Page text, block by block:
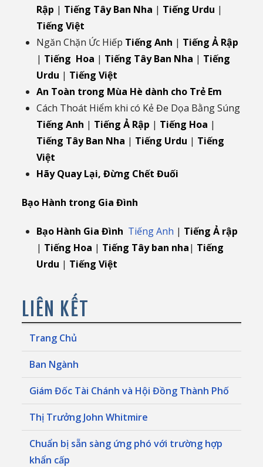
Rập | Tiếng Tây Ban Nha | Tiếng Urdu |
Tiếng Việt
Ngăn Chặn Ức Hiếp Tiếng Anh | Tiếng Ả Rập
| Tiếng Hoa | Tiếng Tây Ban Nha | Tiếng
Urdu | Tiếng Việt
An Toàn trong Mùa Hè dành cho Trẻ Em
Cách Thoát Hiểm khi có Kẻ Đe Dọa Bằng Súng
Tiếng Anh | Tiếng Ả Rập | Tiếng Hoa |
Tiếng Tây Ban Nha | Tiếng Urdu | Tiếng
Việt
Hãy Quay Lại, Đừng Chết Đuối
Bạo Hành trong Gia Đình
Bạo Hành Gia Đình Tiếng Anh | Tiếng Ả rập
| Tiếng Hoa | Tiếng Tây ban nha| Tiếng
Urdu | Tiếng Việt
LIÊN KẾT
Trang Chủ
Ban Ngành
Giám Đốc Tài Chánh và Hội Đồng Thành Phố
Thị Trưởng John Whitmire
Chuẩn bị sẵn sàng ứng phó với trường hợp
khẩn cấp